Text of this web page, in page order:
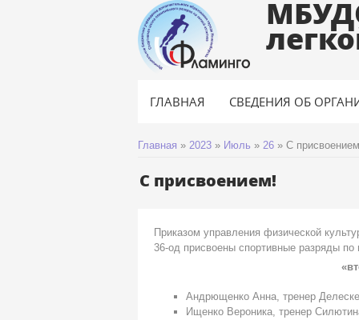
ГЛАВНАЯ СВЕДЕНИЯ ОБ
Главная » 2023 » Июль » 26 » С
С присвоением!
Приказом управления физической
36-од присвоены спортивные разряды по
Андрющенко Анна, тренер
Ищенко Вероника, тренер